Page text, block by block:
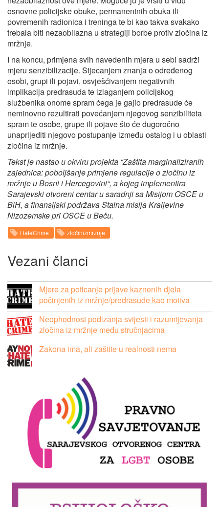
osnovne policijske obuke, permanentnih obuka ili
povremenih radionica i treninga te bi kao takva svakako
trebala biti nezaobilazna u strategiji borbe protiv zločina iz
mržnje.
I na koncu, primjena svih navedenih mjera u sebi sadrži
mjeru senzibilizacije. Stjecanjem znanja o određenog
osobi, grupi ili pojavi, osvješćivanjem negativnih
implikacija predrasuda te izlaganjem policijskog
službenika onome spram čega je gajio predrasude će
neminovno rezultirati povećanjem njegovog senzibiliteta
spram te osobe, grupe ili pojave što će dugoročno
unaprijediti njegovo postupanje između ostalog i u oblasti
zločina iz mržnje.
Tekst je nastao u okviru projekta “Zaštita marginaliziranih
zajednica: poboljšanje primjene regulacijeo zločinu iz
mržnje u Bosni i Hercegovini“, a kojeg implementira
Sarajevski otvoreni centar usaradnji sa Misijom OSCE u
BiH, a finansijski podržava Stalna misija Kraljevine
Nizozemske pri OSCE u Beču.
HateCrime zločinizmržnje
Vezani članci
Mjere za poticanje prijave kaznenih djela
počinjenih iz mržnje/predrasude kao motiva
Neophodnost podizanja svijesti i razumijevanja
zločina iz mržnje među stručnjacima
Zakona ima, ali zaštite u realnosti nema